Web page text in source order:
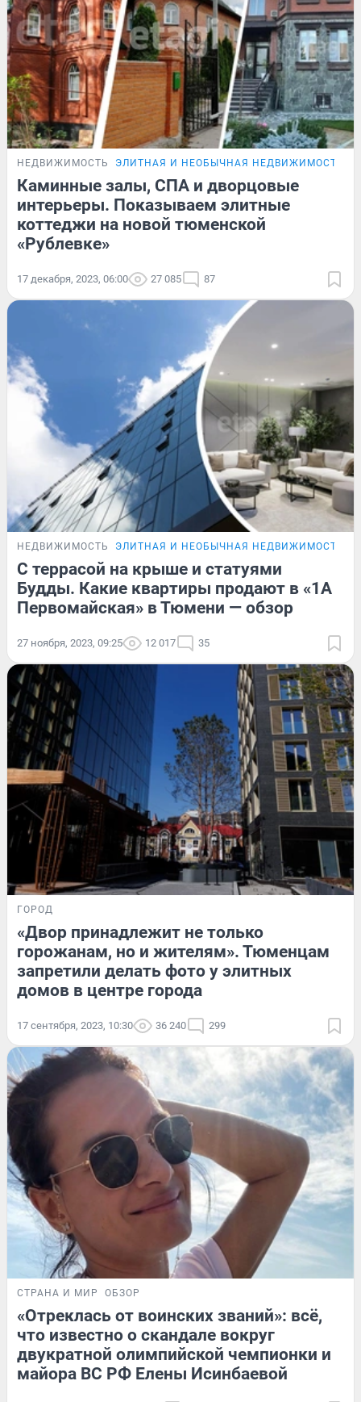
НЕДВИЖИМОСТЬ ЭЛИТНАЯ И НЕОБЫЧНАЯ НЕДВИЖИМОСТЬ
Каминные залы, СПА и дворцовые
интерьеры. Показываем элитные
коттеджи на новой тюменской
«Рублевке»
17 декабря, 2023, 06:00 27 085 87
НЕДВИЖИМОСТЬ ЭЛИТНАЯ И НЕОБЫЧНАЯ НЕДВИЖИМОСТЬ
С террасой на крыше и статуями
Будды. Какие квартиры продают в «1А
Первомайская» в Тюмени — обзор
27 ноября, 2023, 09:25 12 017 35
ГОРОД
«Двор принадлежит не только
горожанам, но и жителям». Тюменцам
запретили делать фото у элитных
домов в центре города
17 сентября, 2023, 10:30 36 240 299
СТРАНА И МИР ОБЗОР
«Отреклась от воинских званий»: всё,
что известно о скандале вокруг
двукратной олимпийской чемпионки и
майора ВС РФ Елены Исинбаевой